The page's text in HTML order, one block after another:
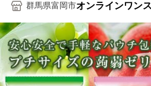
群馬県富岡市オンラインワン